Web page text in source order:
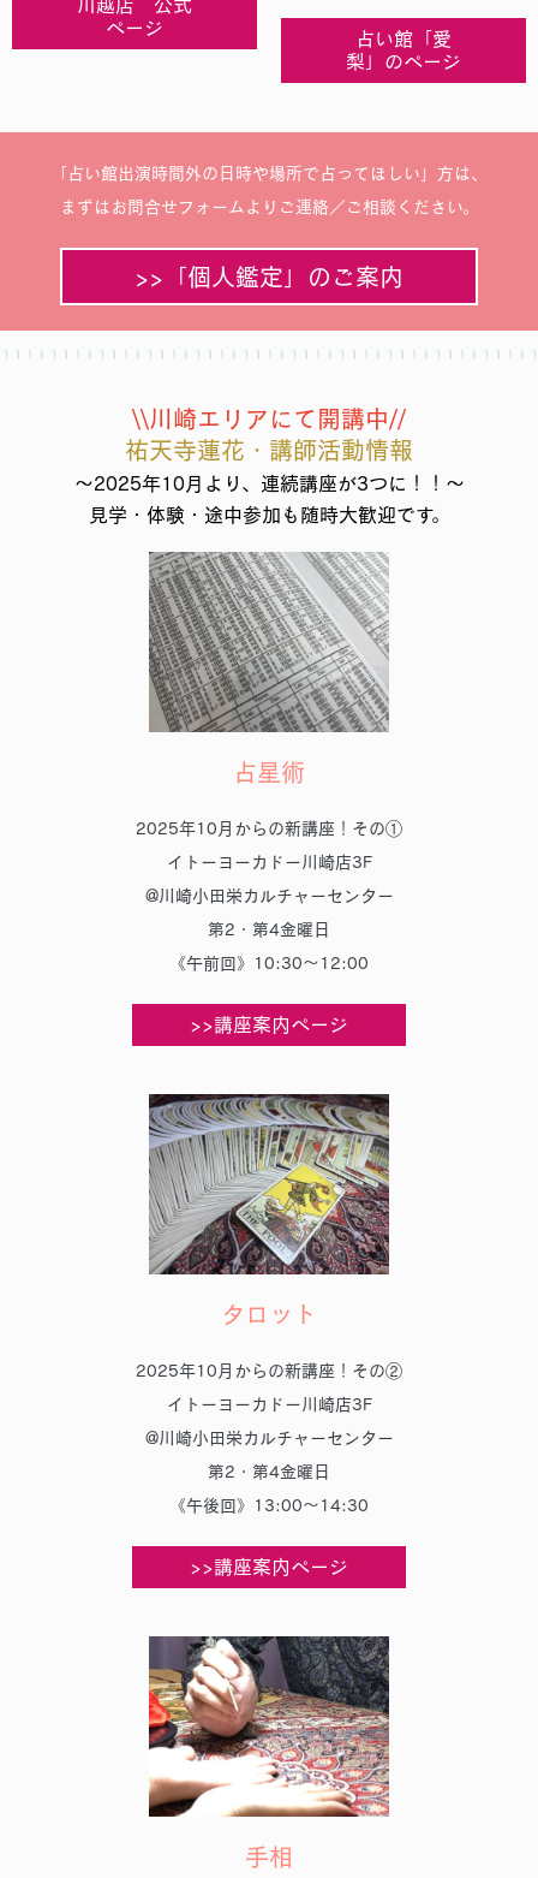
川越店 公式
ページ
占い館「愛
梨」のページ
「占い館出演時間外の日時や場所で占ってほしい」方は、
まずはお問合せフォームよりご連絡／ご相談ください。
>>「個人鑑定」のご案内
\\川崎エリアにて開講中//
祐天寺蓮花・講師活動情報
～2025年10月より、連続講座が3つに！！～
見学・体験・途中参加も随時大歓迎です。
占星術
2025年10月からの新講座！その①
イトーヨーカドー川崎店3F
@川崎小田栄カルチャーセンター
第2・第4金曜日
《午前回》10:30～12:00
>>講座案内ページ
タロット
2025年10月からの新講座！その②
イトーヨーカドー川崎店3F
@川崎小田栄カルチャーセンター
第2・第4金曜日
《午後回》13:00～14:30
>>講座案内ページ
手相